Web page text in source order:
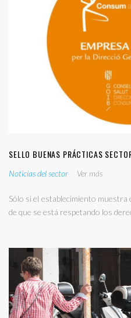
SELLO BUENAS PRÁCTICAS
Noticias del sector Ver más
Sólo si el establecimiento
de que se está respetando los